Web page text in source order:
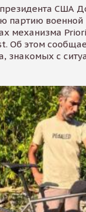
США
партию
механизма
Об этом
знакомых с